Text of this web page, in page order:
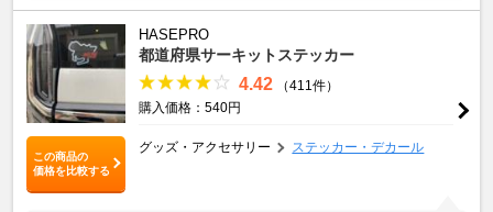
この商品の
価格を比較する
HASEPRO
都道府県サーキットステッカー
4.42
（411件）
購入価格：540円
グッズ・アクセサリー ステッカー・デカール